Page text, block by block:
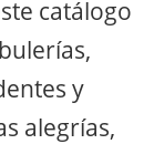
catálogo
y
alegrías,